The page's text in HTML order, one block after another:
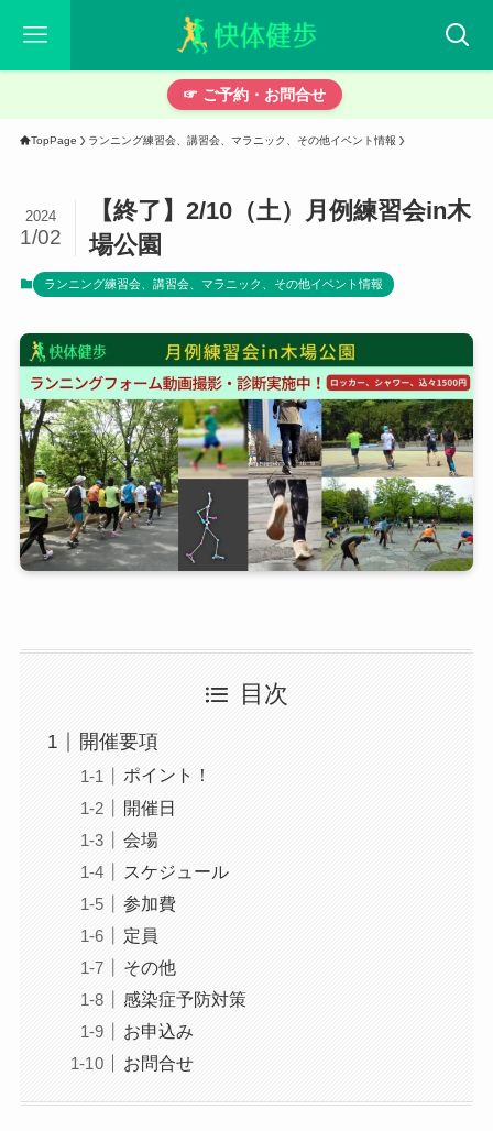
☞ ご予約・お問合せ
TopPage ランニング練習会、講習会、マラニック、その他イベント情報
【終了】2/10（土）月例練習会in木
場公園
2024
1/02
ランニング練習会、講習会、マラニック、その他イベント情報
目次
開催要項
ポイント！
開催日
会場
スケジュール
参加費
定員
その他
感染症予防対策
お申込み
お問合せ